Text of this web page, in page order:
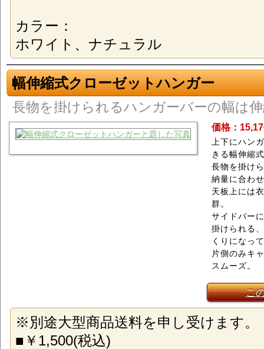
カラー：
ホワイト、ナチュラル
幅伸縮式クローゼットハンガー
長物を掛けられるハンガーバーの幅は
価格：
上下にハン
きる幅伸縮
長物を掛け
納量に合わ
天板上には
群。
サイドバー
掛けられる
くりになっ
片側のみキ
スムーズ。
こ
※別途大型商品送料を申し受けます。
■￥1,500(税込)